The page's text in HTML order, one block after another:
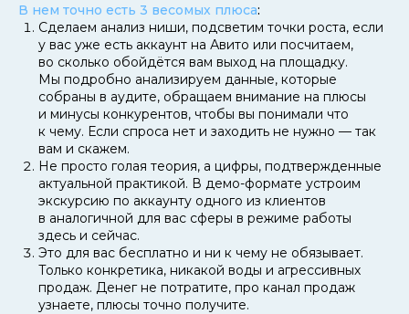
В нем точно есть 3 весомых плюса:
Сделаем анализ ниши, подсветим точки роста, если
у вас уже есть аккаунт на Авито или посчитаем,
во сколько обойдётся вам выход на площадку.
Мы подробно анализируем данные, которые
собраны в аудите, обращаем внимание на плюсы
и минусы конкурентов, чтобы вы понимали что
к чему. Если спроса нет и заходить не нужно — так
вам и скажем.
Не просто голая теория, а цифры, подтвержденные
актуальной практикой. В демо-формате устроим
экскурсию по аккаунту одного из клиентов
в аналогичной для вас сферы в режиме работы
здесь и сейчас.
Это для вас бесплатно и ни к чему не обязывает.
Только конкретика, никакой воды и агрессивных
продаж. Денег не потратите, про канал продаж
узнаете, плюсы точно получите.